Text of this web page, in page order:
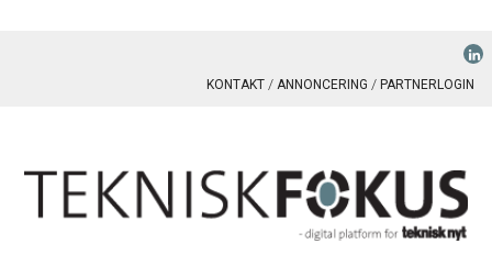
KONTAKT ANNONCERING PARTNERLOGIN